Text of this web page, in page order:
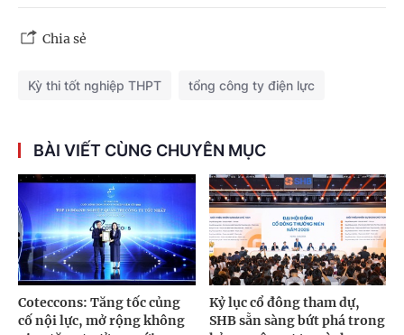
Chia sẻ
Kỳ thi tốt nghiệp THPT tổng công ty điện lực
BÀI VIẾT CÙNG CHUYÊN MỤC
Coteccons: Tăng tốc củng
cố nội lực, mở rộng không
Kỷ lục cổ đông tham dự,
SHB sẵn sàng bứt phá trong